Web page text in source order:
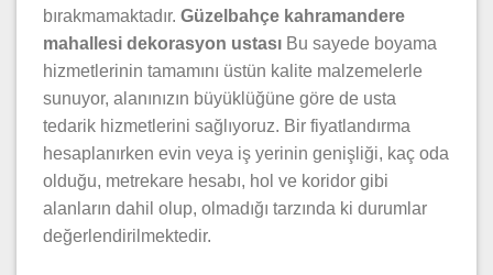
bırakmamaktadır. Güzelbahçe kahramandere
mahallesi dekorasyon ustası Bu sayede boyama
hizmetlerinin tamamını üstün kalite malzemelerle
sunuyor, alanınızın büyüklüğüne göre de usta
tedarik hizmetlerini sağlıyoruz. Bir fiyatlandırma
hesaplanırken evin veya iş yerinin genişliği, kaç oda
olduğu, metrekare hesabı, hol ve koridor gibi
alanların dahil olup, olmadığı tarzında ki durumlar
değerlendirilmektedir.